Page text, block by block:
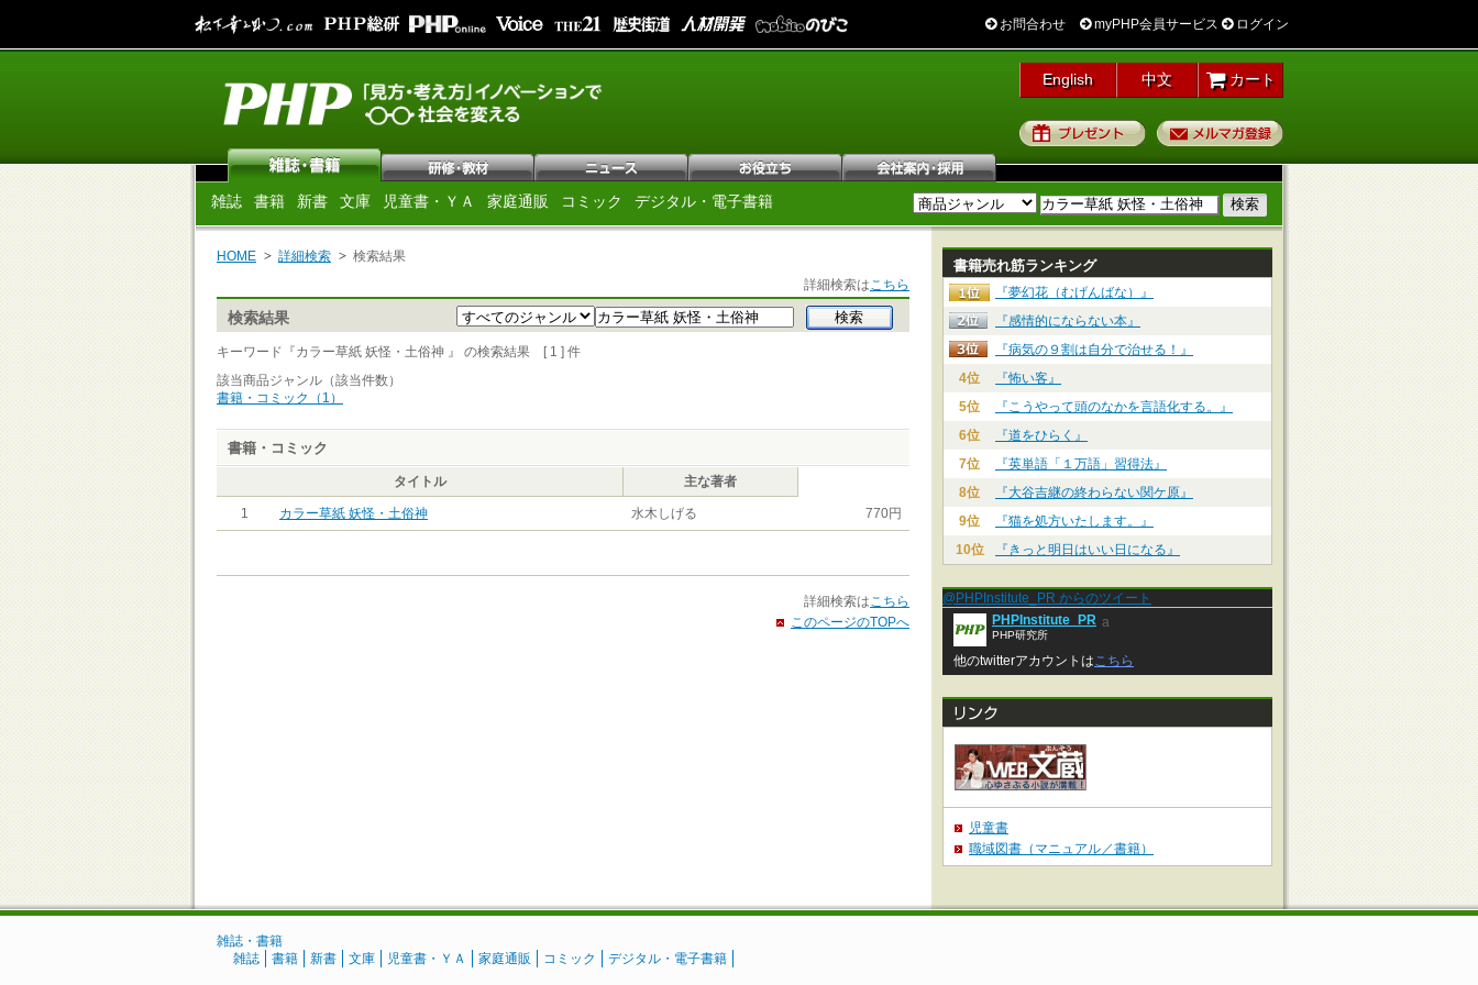
お問合わせ myPHP会員サービス ログイン
English 中文 カート
プレゼント
雑誌 書籍 新書 文庫 児童書・ＹＡ 家庭通販 コミック デジタル・電子書籍
HOME 詳細検索
検索結果
詳細検索はこちら
検索結果
キーワード『カラー草紙 妖怪・土俗神 』 の検索結果 [ 1 ] 件
該当商品ジャンル（該当件数）
書籍・コミック（1）
書籍・コミック
タイトル 主な著者
1 カラー草紙 妖怪・土俗神 水木しげる 770円
詳細検索はこちら
このページのTOPへ
書籍売れ筋ランキング
『夢幻花（むげんばな）』
『感情的にならない本』
『病気の９割は自分で治せる！』
4位
『怖い客』
5位
『こうやって頭のなかを言語化する。』
6位
『道をひらく』
7位
『英単語「１万語」習得法』
8位
『大谷吉継の終わらない関ケ原』
9位
『猫を処方いたします。』
10位
『きっと明日はいい日になる』
@PHPInstitute_PR からのツイート
PHPInstitute_PR
PHP研究所
a
他のtwitterアカウントはこちら
児童書
職域図書（マニュアル／書籍）
雑誌・書籍
雑誌
書籍 新書 文庫 児童書・ＹＡ 家庭通販 コミック デジタル・電子書籍